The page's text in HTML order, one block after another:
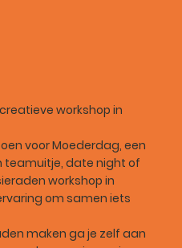
workshop in
voor Moederdag, een
teamuitje, date night of
workshop in
om samen iets
maken ga je zelf aan